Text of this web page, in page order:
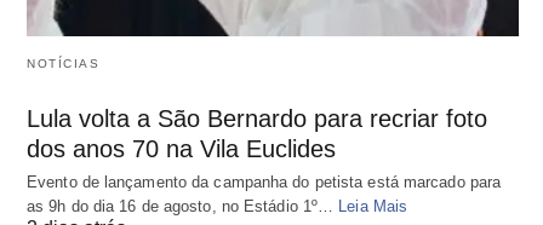
NOTÍCIAS
Lula volta a São Bernardo para recriar foto
dos anos 70 na Vila Euclides
Evento de lançamento da campanha do petista está marcado para
as 9h do dia 16 de agosto, no Estádio 1º…
Leia Mais